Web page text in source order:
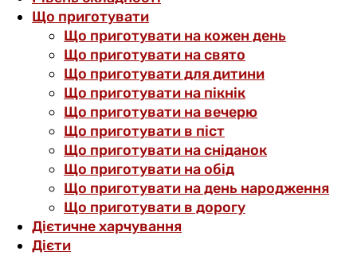
Що приготувати
Що приготувати на кожен день
Що приготувати на свято
Що приготувати для дитини
Що приготувати на пікнік
Що приготувати на вечерю
Що приготувати в піст
Що приготувати на сніданок
Що приготувати на обід
Що приготувати на день народження
Що приготувати в дорогу
Дієтичне харчування
Дієти